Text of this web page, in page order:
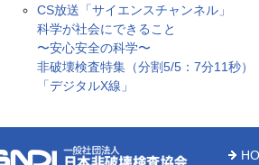
CS放送「サイエンスチャンネル」
科学が社会にできること
〜安心安全の科学〜
非破壊検査特集（分割5/5：7分11秒）
「デジタルX線」